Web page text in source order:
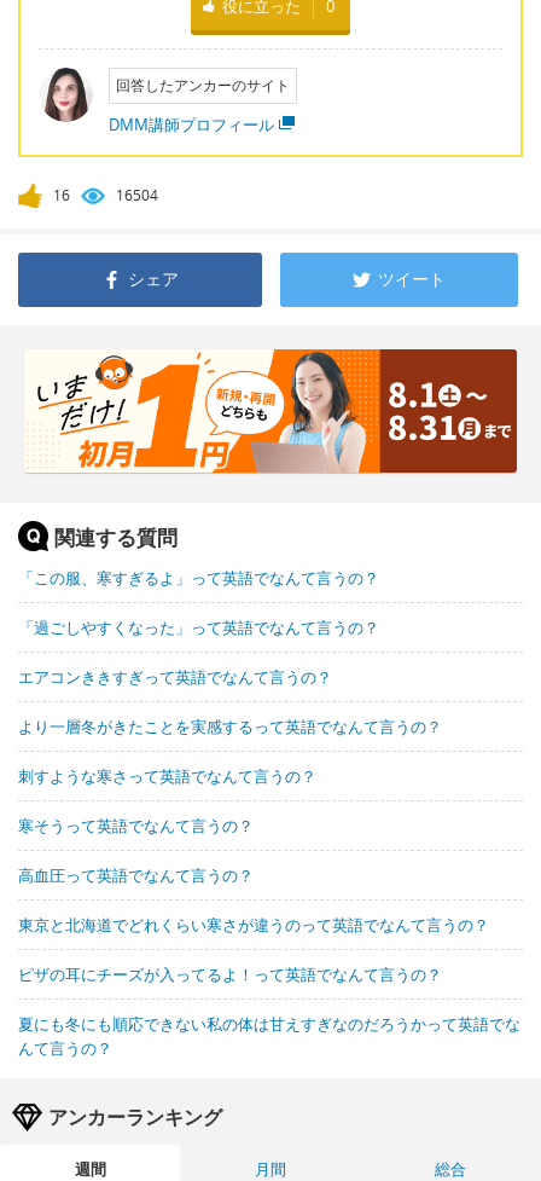
役に立った 0
回答したアンカーのサイト
DMM講師プロフィール
16 16504
シェア ツイート
関連する質問
「この服、寒すぎるよ」って英語でなんて言うの？
「過ごしやすくなった」って英語でなんて言うの？
エアコンききすぎって英語でなんて言うの？
より一層冬がきたことを実感するって英語でなんて言うの？
刺すような寒さって英語でなんて言うの？
寒そうって英語でなんて言うの？
高血圧って英語でなんて言うの？
東京と北海道でどれくらい寒さが違うのって英語でなんて言うの？
ピザの耳にチーズが入ってるよ！って英語でなんて言うの？
夏にも冬にも順応できない私の体は甘えすぎなのだろうかって英語でな
んて言うの？
アンカーランキング
週間 月間
総合